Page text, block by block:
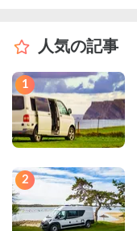
人気の記事
1
2